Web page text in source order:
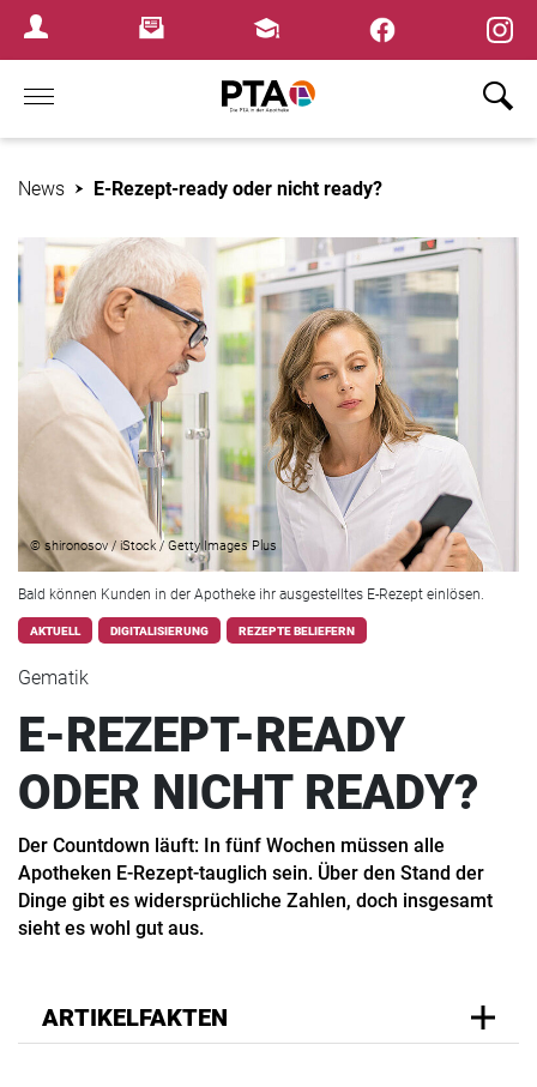
Login MenuNewsletterFortbildungen
Home
News E-Rezept-ready oder nicht ready?
© shironosov / iStock / Getty Images Plus
Bald können Kunden in der Apotheke ihr ausgestelltes E-Rezept einlösen.
AKTUELL DIGITALISIERUNG REZEPTE BELIEFERN
Gematik
E-REZEPT-READY
ODER NICHT READY?
Der Countdown läuft: In fünf Wochen müssen alle
Apotheken E-Rezept-tauglich sein. Über den Stand der
Dinge gibt es widersprüchliche Zahlen, doch insgesamt
sieht es wohl gut aus.
ARTIKELFAKTEN
×